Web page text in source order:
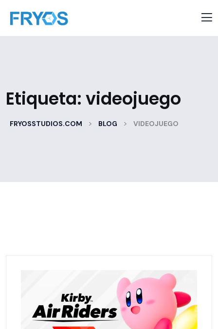
Etiqueta: videojuego
FRYOSSTUDIOS.COM > BLOG > VIDEOJUEGO